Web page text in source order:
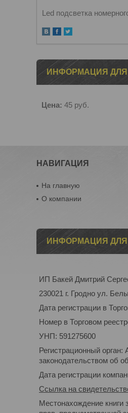
Led подсветка
ИНФОРМАЦИЯ ДЛЯ
Цена: 45 руб.
НАВИГАЦИЯ
На главную
О компании
ИНФОРМАЦИЯ ДЛЯ
ИП Бакей Дмитрий
230021 г. Гродно ул.
Дата регистрации в
Номер в Торговом
УНП: 591275600
Регистрационный
законодательством об
Дата регистрации
Ссылка на
Местонахождение книги